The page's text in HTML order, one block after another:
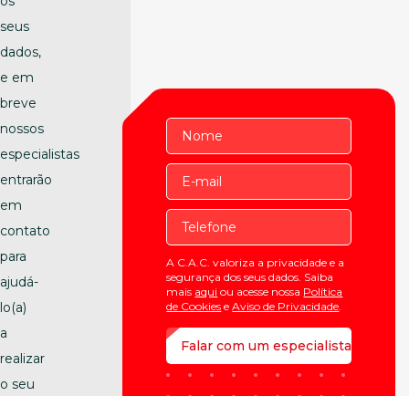
seus
dados,
e em
breve
nossos
especialistas
entrarão
em
contato
para
ajudá-
lo(a)
a
realizar
o seu
A C.A.C. valoriza a privacidade e a
segurança dos seus dados. Saiba
mais aqui ou acesse nossa Política
de Cookies eAviso de Privacidade.